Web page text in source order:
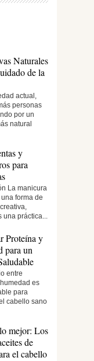
Naturales
de la
actual,
personas
por un
natural
y
para
La manicura
forma de
una práctica...
Proteína y
para un
entre
es
para
cabello sano
mejor: Los
de
el cabello